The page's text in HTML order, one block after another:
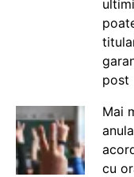
post
Mai
cu